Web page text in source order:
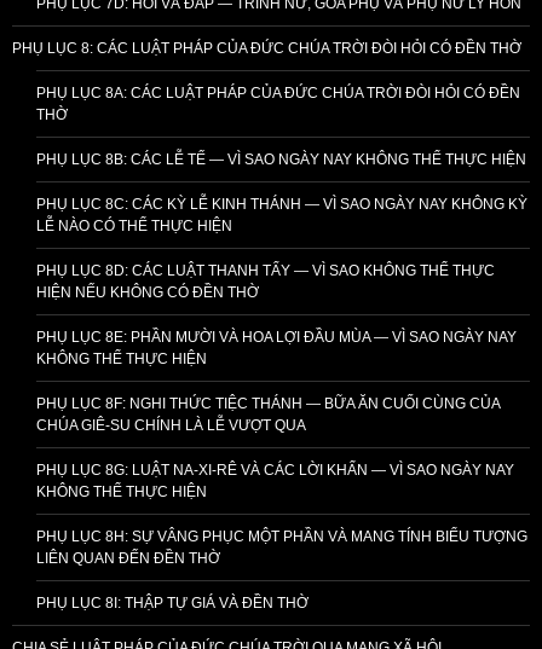
PHỤ LỤC 8: CÁC LUẬT PHÁP CỦA ĐỨC CHÚA TRỜI ĐÒI HỎI CÓ ĐỀN THỜ
PHỤ LỤC 8A: CÁC LUẬT PHÁP CỦA ĐỨC CHÚA TRỜI ĐÒI HỎI CÓ ĐỀN
THỜ
PHỤ LỤC 8B: CÁC LỄ TẾ — VÌ SAO NGÀY NAY KHÔNG THỂ THỰC HIỆN
PHỤ LỤC 8C: CÁC KỲ LỄ KINH THÁNH — VÌ SAO NGÀY NAY KHÔNG KỲ
LỄ NÀO CÓ THỂ THỰC HIỆN
PHỤ LỤC 8D: CÁC LUẬT THANH TẨY — VÌ SAO KHÔNG THỂ THỰC
HIỆN NẾU KHÔNG CÓ ĐỀN THỜ
PHỤ LỤC 8E: PHẦN MƯỜI VÀ HOA LỢI ĐẦU MÙA — VÌ SAO NGÀY NAY
KHÔNG THỂ THỰC HIỆN
PHỤ LỤC 8F: NGHI THỨC TIỆC THÁNH — BỮA ĂN CUỐI CÙNG CỦA
CHÚA GIÊ-SU CHÍNH LÀ LỄ VƯỢT QUA
PHỤ LỤC 8G: LUẬT NA-XI-RÊ VÀ CÁC LỜI KHẤN — VÌ SAO NGÀY NAY
KHÔNG THỂ THỰC HIỆN
PHỤ LỤC 8H: SỰ VÂNG PHỤC MỘT PHẦN VÀ MANG TÍNH BIỂU TƯỢNG
LIÊN QUAN ĐẾN ĐỀN THỜ
PHỤ LỤC 8I: THẬP TỰ GIÁ VÀ ĐỀN THỜ